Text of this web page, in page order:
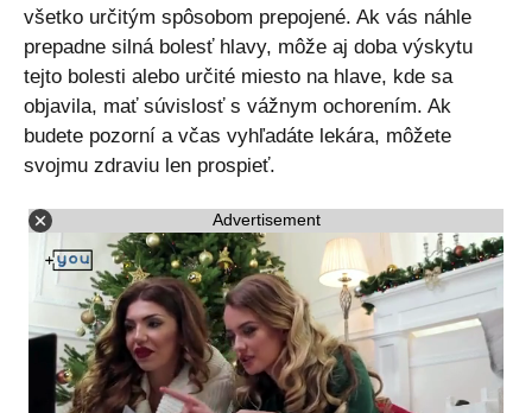
všetko určitým spôsobom prepojené. Ak vás náhle
prepadne silná bolesť hlavy, môže aj doba výskytu
tejto bolesti alebo určité miesto na hlave, kde sa
objavila, mať súvislosť s vážnym ochorením. Ak
budete pozorní a včas vyhľadáte lekára, môžete
svojmu zdraviu len prospieť.
Advertisement